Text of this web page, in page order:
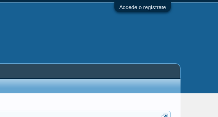
Accede o regístrate